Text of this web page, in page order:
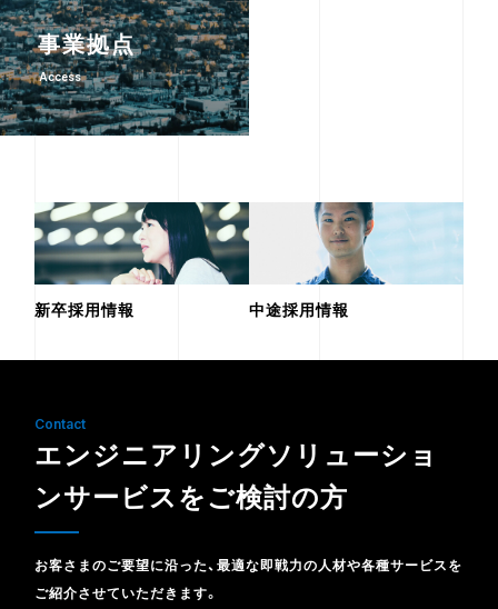
事業拠点
Access
新卒採用情報 中途採用情報
Contact
エンジニアリングソリューショ
ンサービスをご検討の方
お客さまのご要望に沿った、最適な即戦力の人材や各種サービスを
ご紹介させていただきます。